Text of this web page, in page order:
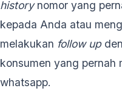
historynomor yang
kepada Anda atau
melakukan follow up
konsumen yang pernah
whatsapp.